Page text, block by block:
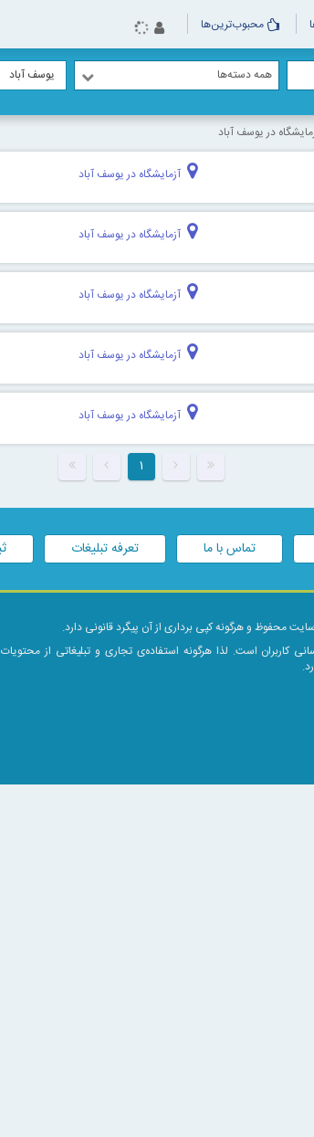
محبوب‌ترین‌ها
همه دسته‌ها یوسف آباد
در یوسف آباد
آزمایشگاه در یوسف آباد
آزمایشگاه در یوسف آباد
آزمایشگاه در یوسف آباد
آزمایشگاه در یوسف آباد
آزمایشگاه در یوسف آباد
۱
تماس با ما تعرفه تبلیغات
محفوظ و هرگونه کپی برداری از آن پیگرد قانونی دارد.
کاربران است. لذا هرگونه استفاده‌ی تجاری و تبلیغاتی از